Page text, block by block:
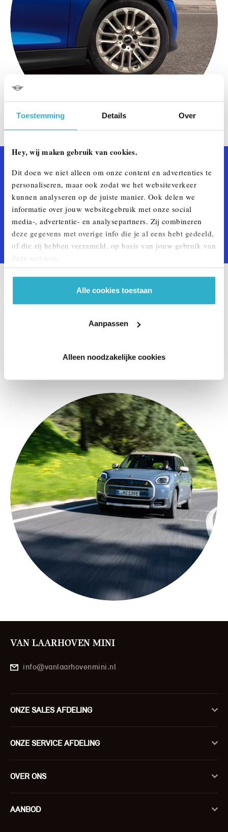
Toestemming Details Over
Hey, wij maken gebruik van cookies.
Dit doen we niet alleen om onze content en advertenties te
personaliseren, maar ook zodat we het websiteverkeer
kunnen analyseren op de juiste manier. Ook delen we
informatie over jouw websitegebruik met onze social
media-, advertentie- en analysepartners. Zij combineren
deze gegevens met overige info die je al eens hebt gedeeld,
of die zij hebben verzameld, op basis van jouw gebruik van
deze services.
Alle cookies toestaan
Aanpassen
Alleen noodzakelijke cookies
MAAK EEN WERKPLAATSAFSPRAAK.
Maak een werkplaatsafspraak via onze handige online
planner.
MAAK EEN AFSPRAAK
VERVANGEND VERVOER.
Terwijl onze monteurs met je MINI bezig zijn, krijg jij een
vervangende MINI van ons mee. Je zit dus nooit zonder
MEER INFORMATIE
VAN LAARHOVEN MINI
info@vanlaarhovenmini.nl
ONZE SALES AFDELING
ONZE SERVICE AFDELING
OVER ONS
AANBOD